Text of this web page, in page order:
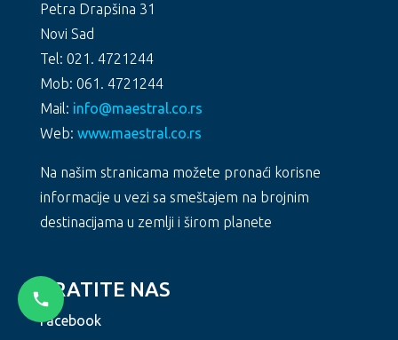
Petra Drapšina 31
Novi Sad
Tel: 021. 4721244
Mob: 061. 4721244
Mail: info@maestral.co.rs
Web: www.maestral.co.rs
Na našim stranicama možete pronaći korisne
informacije u vezi sa smeštajem na brojnim
destinacijama u zemlji i širom planete
PRATITE NAS
Facebook